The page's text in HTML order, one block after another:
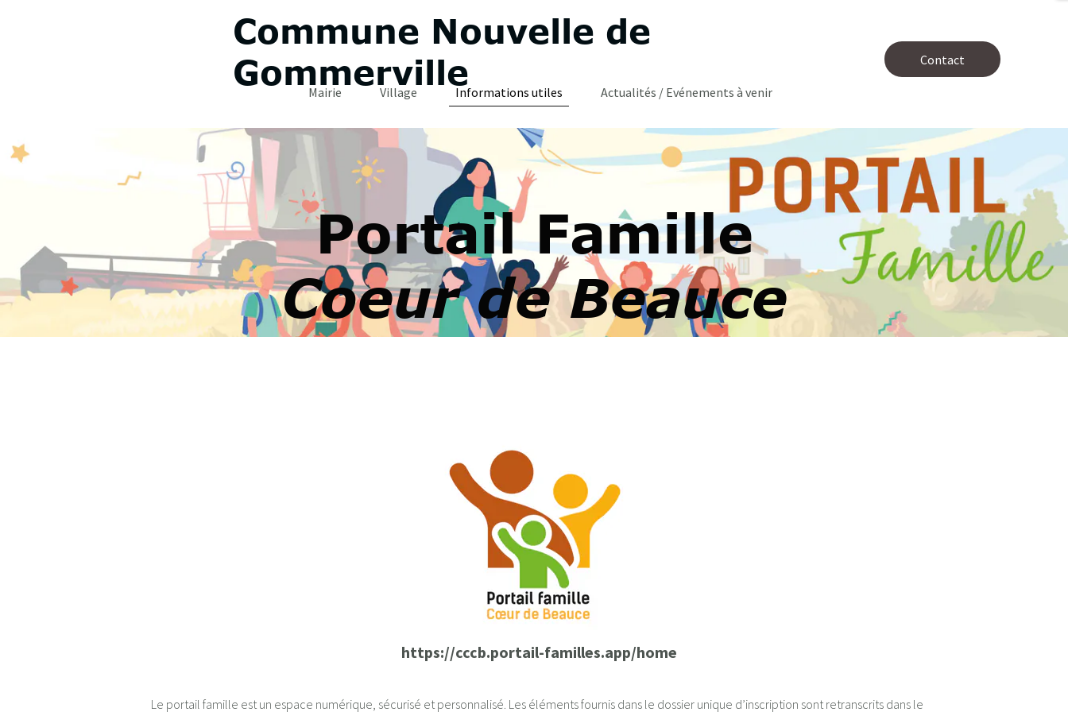
Mairie Village Informations utiles Actualités / Evénements à venir
Commune Nouvelle de
Gommerville
Contact
Portail Famille
Coeur de Beauce
https://cccb.portail-familles.app/home
Le portail famille est un espace numérique, sécurisé et personnalisé. Les éléments fournis dans le dossier unique d’inscription sont retranscrits dans le